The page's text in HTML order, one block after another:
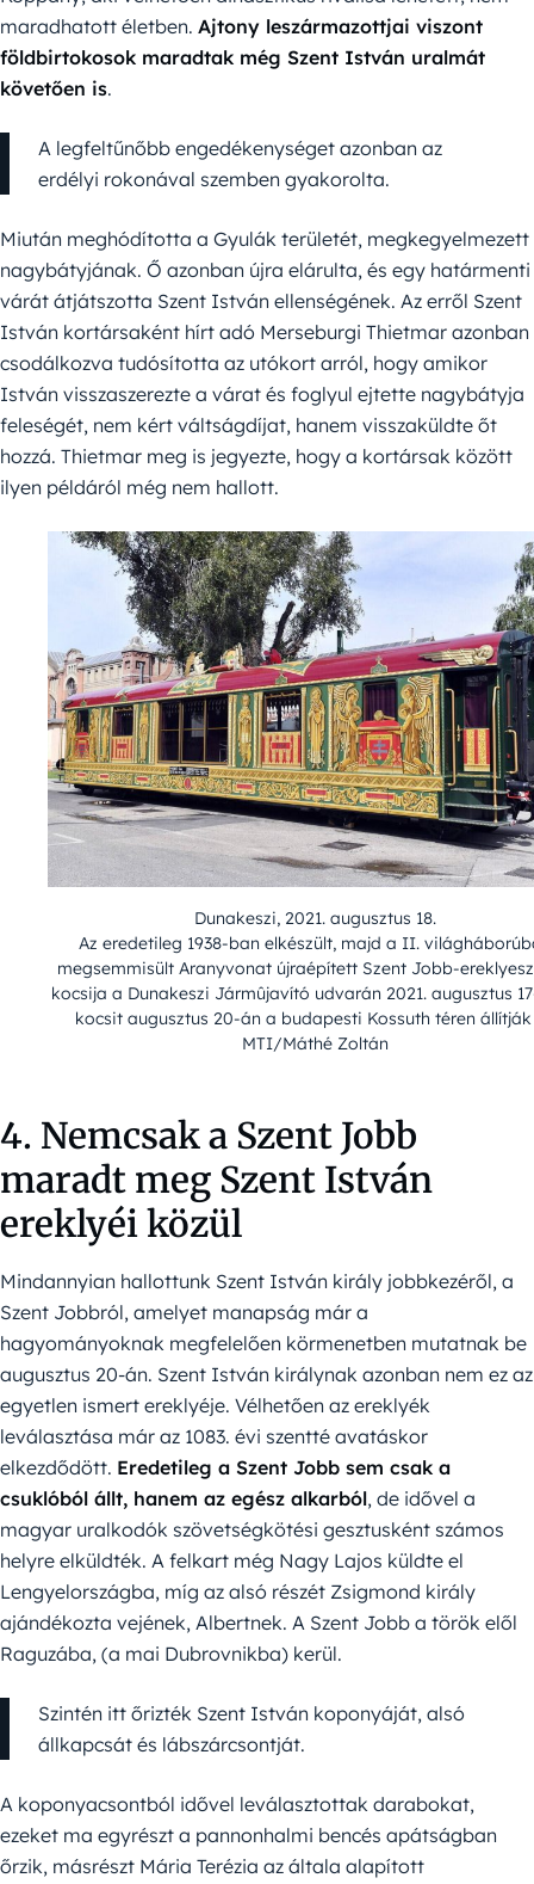
maradhatott életben. Ajtony leszármazottjai viszont
földbirtokosok maradtak még Szent István uralmát
követően is.
A legfeltűnőbb engedékenységet azonban az
erdélyi rokonával szemben gyakorolta.
Miután meghódította a Gyulák területét, megkegyelmezett
nagybátyjának. Ő azonban újra elárulta, és egy határmenti
várát átjátszotta Szent István ellenségének. Az erről Szent
István kortársaként hírt adó Merseburgi Thietmar azonban
csodálkozva tudósította az utókort arról, hogy amikor
István visszaszerezte a várat és foglyul ejtette nagybátyja
feleségét, nem kért váltságdíjat, hanem visszaküldte őt
hozzá. Thietmar meg is jegyezte, hogy a kortársak között
ilyen példáról még nem hallott.
Dunakeszi, 2021. augusztus 18.
Az eredetileg 1938-ban elkészült, majd a II.
megsemmisült Aranyvonat újraépített Szent Jobb-
kocsija a Dunakeszi Jármûjavító udvarán 2021. augusztus
kocsit augusztus 20-án a budapesti Kossuth téren
MTI/Máthé Zoltán
4. Nemcsak a Szent Jobb
maradt meg Szent István
ereklyéi közül
Mindannyian hallottunk Szent István király jobbkezéről, a
Szent Jobbról, amelyet manapság már a
hagyományoknak megfelelően körmenetben mutatnak be
augusztus 20-án. Szent István királynak azonban nem ez az
egyetlen ismert ereklyéje. Vélhetően az ereklyék
leválasztása már az 1083. évi szentté avatáskor
elkezdődött. Eredetileg a Szent Jobb sem csak a
csuklóból állt, hanem az egész alkarból, de idővel a
magyar uralkodók szövetségkötési gesztusként számos
helyre elküldték. A felkart még Nagy Lajos küldte el
Lengyelországba, míg az alsó részét Zsigmond király
ajándékozta vejének, Albertnek. A Szent Jobb a török elől
Raguzába, (a mai Dubrovnikba) kerül.
Szintén itt őrizték Szent István koponyáját, alsó
állkapcsát és lábszárcsontját.
A koponyacsontból idővel leválasztottak darabokat,
ezeket ma egyrészt a pannonhalmi bencés apátságban
őrzik, másrészt Mária Terézia az általa alapított